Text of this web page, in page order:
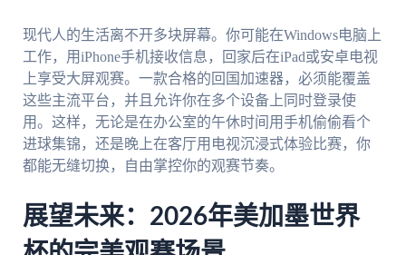
现代人的生活离不开多块屏幕。你可能在Windows电脑上
工作，用iPhone手机接收信息，回家后在iPad或安卓电视
上享受大屏观赛。一款合格的回国加速器，必须能覆盖
这些主流平台，并且允许你在多个设备上同时登录使
用。这样，无论是在办公室的午休时间用手机偷偷看个
进球集锦，还是晚上在客厅用电视沉浸式体验比赛，你
都能无缝切换，自由掌控你的观赛节奏。
展望未来：2026年美加墨世界